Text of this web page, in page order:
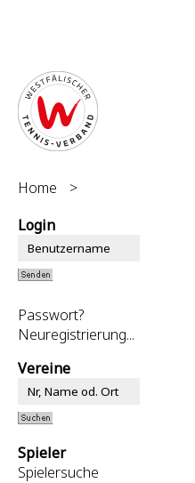
Home
>
Login
Passwort?
Neuregistrierung...
Vereine
Spieler
Spielersuche